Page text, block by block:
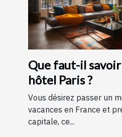
Que faut-il
hôtel Paris ?
Vous désirez passer un
vacances en France et
capitale, ce...